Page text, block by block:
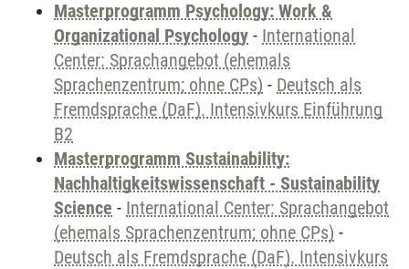
Masterprogramm Psychology: Work &
Organizational Psychology - International
Center: Sprachangebot (ehemals
Sprachenzentrum; ohne CPs) - Deutsch als
Fremdsprache (DaF). Intensivkurs Einführung
B2
Masterprogramm Sustainability:
Nachhaltigkeitswissenschaft - Sustainability
Science - International Center: Sprachangebot
(ehemals Sprachenzentrum; ohne CPs) -
Deutsch als Fremdsprache (DaF). Intensivkurs